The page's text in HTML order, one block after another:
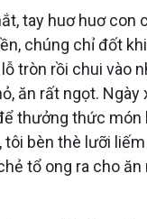
tay huơ huơ con
chúng chỉ đốt
tròn rồi chui vào
ăn rất ngọt. Ngày
thưởng thức
tôi bèn thè lưỡi
tổ ong ra cho ăn